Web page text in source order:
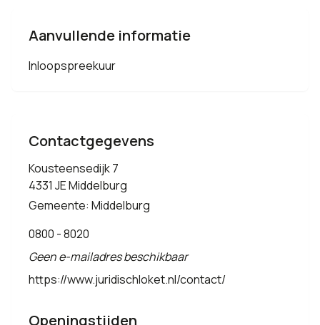
Aanvullende informatie
Inloopspreekuur
Contactgegevens
Kousteensedijk 7
4331 JE Middelburg
Gemeente: Middelburg
0800 - 8020
Geen e-mailadres beschikbaar
https://www.juridischloket.nl/contact/
Openingstijden